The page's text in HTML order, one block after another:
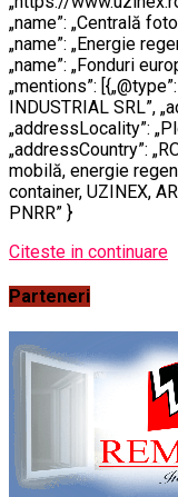
„name”: „Centrală
„name”: „Energie
„name”: „Fonduri
„mentions”:
INDUSTRIAL SRL”,
„addressLocality”:
„addressCountry”:
mobilă, energie
container, UZINEX,
PNRR” }
Citeste in continuare
Parteneri